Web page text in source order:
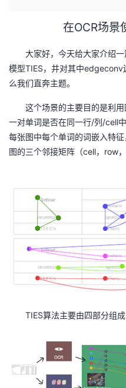
发
我
的
客
我
论
坛
的
圈
我
的
我
Programs
在OCR场景
大家好，今天给大家介绍
模型TIES ，并对其中edgeconv
么我们直奔主题。
这个场景的主要目的是利用
一对单词是否在同一行/列 /cell
每张图中每个单词的词嵌入特
图的三个邻接矩阵（cell， row，
TIES算法主要由四部分组成